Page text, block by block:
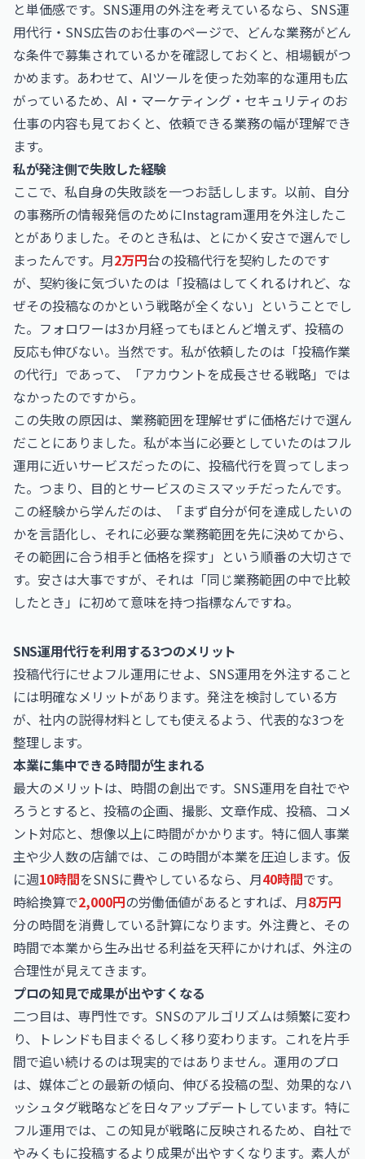
と単価感です。SNS運用の外注を考えているなら、 SNS運
用代行・SNS広告のお仕事のページで、どんな業務がどん
な条件で募集されているかを確認しておくと、相場観がつ
かめます。あわせて、AIツールを使った効率的な運用も広
がっているため、 AI・マーケティング・セキュリティのお
仕事の内容も見ておくと、依頼できる業務の幅が理解でき
ます。
私が発注側で失敗した経験
ここで、私自身の失敗談を一つお話しします。以前、自分
の事務所の情報発信のためにInstagram運用を外注したこ
とがありました。そのとき私は、とにかく安さで選んでし
まったんです。月2万円台の投稿代行を契約したのです
が、契約後に気づいたのは「投稿はしてくれるけれど、な
ぜその投稿なのかという戦略が全くない」ということでし
た。フォロワーは3か月経ってもほとんど増えず、投稿の
反応も伸びない。当然です。私が依頼したのは「投稿作業
の代行」であって、「アカウントを成長させる戦略」では
なかったのですから。
この失敗の原因は、業務範囲を理解せずに価格だけで選ん
だことにありました。私が本当に必要としていたのはフル
運用に近いサービスだったのに、投稿代行を買ってしまっ
た。つまり、目的とサービスのミスマッチだったんです。
この経験から学んだのは、「まず自分が何を達成したいの
かを言語化し、それに必要な業務範囲を先に決めてから、
その範囲に合う相手と価格を探す」という順番の大切さで
す。安さは大事ですが、それは「同じ業務範囲の中で比較
したとき」に初めて意味を持つ指標なんですね。
SNS運用代行を利用する3つのメリット
投稿代行にせよフル運用にせよ、SNS運用を外注すること
には明確なメリットがあります。発注を検討している方
が、社内の説得材料としても使えるよう、代表的な3つを
整理します。
本業に集中できる時間が生まれる
最大のメリットは、時間の創出です。SNS運用を自社でや
ろうとすると、投稿の企画、撮影、文章作成、投稿、コメ
ント対応と、想像以上に時間がかかります。特に個人事業
主や少人数の店舗では、この時間が本業を圧迫します。仮
に週10時間をSNSに費やしているなら、月40時間です。
時給換算で2,000円の労働価値があるとすれば、月8万円
分の時間を消費している計算になります。外注費と、その
時間で本業から生み出せる利益を天秤にかければ、外注の
合理性が見えてきます。
プロの知見で成果が出やすくなる
二つ目は、専門性です。SNSのアルゴリズムは頻繁に変わ
り、トレンドも目まぐるしく移り変わります。これを片手
間で追い続けるのは現実的ではありません。運用のプロ
は、媒体ごとの最新の傾向、伸びる投稿の型、効果的なハ
ッシュタグ戦略などを日々アップデートしています。特に
フル運用では、この知見が戦略に反映されるため、自社で
やみくもに投稿するより成果が出やすくなります。素人が